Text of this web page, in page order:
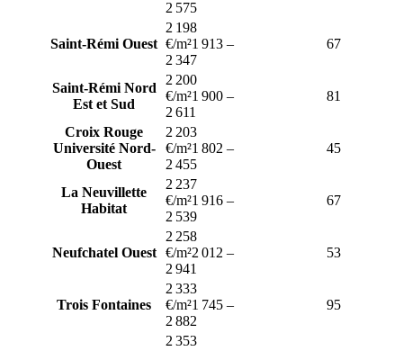
2 575
Saint-Rémi Ouest
2 198
€/m²1 913 –
2 347
67
Saint-Rémi Nord
Est et Sud
2 200
€/m²1 900 –
2 611
81
Croix Rouge
Université Nord-
Ouest
2 203
€/m²1 802 –
2 455
45
La Neuvillette
Habitat
2 237
€/m²1 916 –
2 539
67
Neufchatel Ouest
2 258
€/m²2 012 –
2 941
53
Trois Fontaines
2 333
€/m²1 745 –
2 882
95
2 353